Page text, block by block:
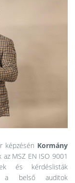
képzésén Kormány
MSZ EN ISO 9001
és kérdéslisták
a belső auditok